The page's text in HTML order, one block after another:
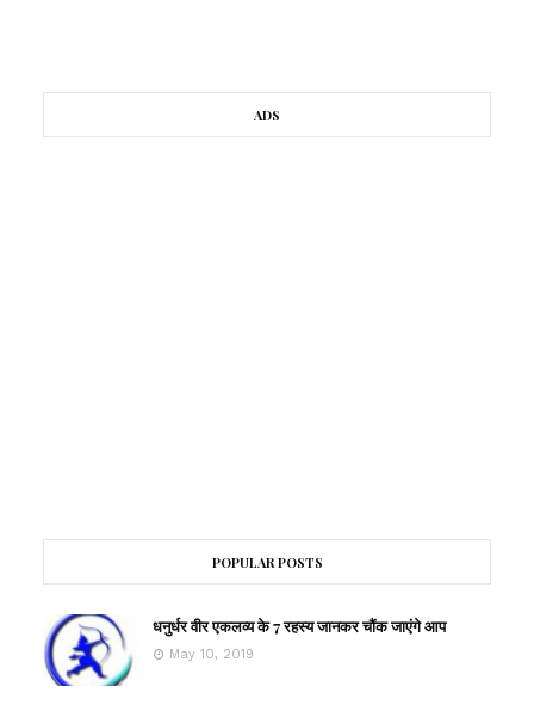
ADS
POPULAR POSTS
धनुर्धर वीर एकलव्य के 7 रहस्य जानकर चौंक जाएंगे आप
May 10, 2019